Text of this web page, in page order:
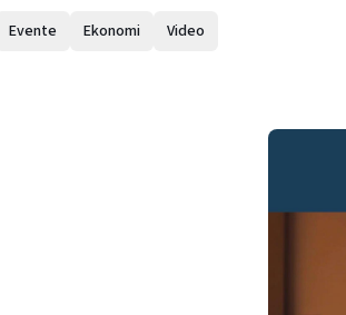
Evente Ekonomi Video